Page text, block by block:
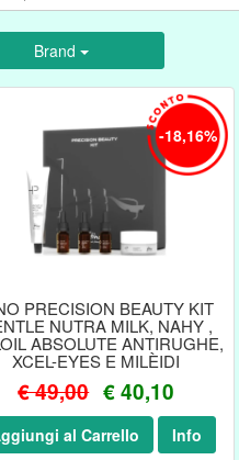
Brand
PRECISION BEAUTY KIT
NUTRA MILK, NAHY ,
ABSOLUTE ANTIRUGHE,
XCEL-EYES E MILÈIDI
€ 49,00 € 40,10
al Carrello Info
-18,16%